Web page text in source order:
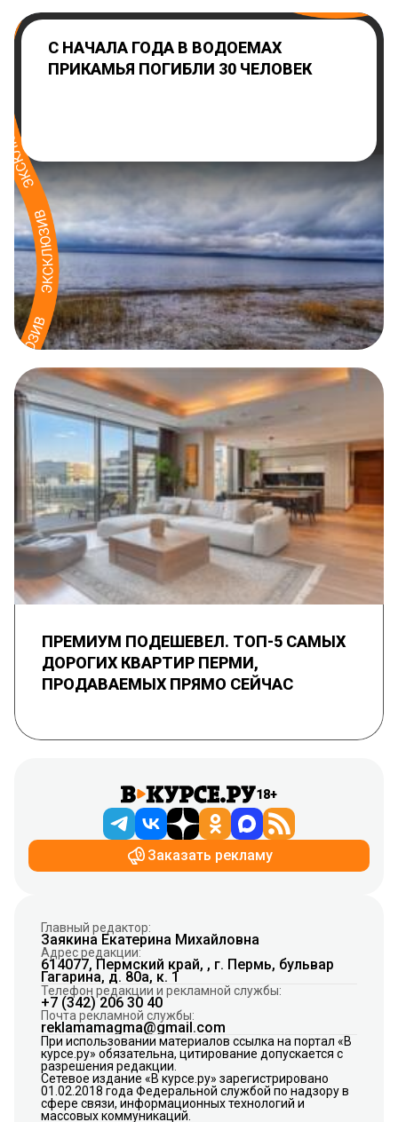
С НАЧАЛА ГОДА В ВОДОЕМАХ
ПРИКАМЬЯ ПОГИБЛИ 30 ЧЕЛОВЕК
ПРЕМИУМ ПОДЕШЕВЕЛ. ТОП-5 САМЫХ
ДОРОГИХ КВАРТИР ПЕРМИ,
ПРОДАВАЕМЫХ ПРЯМО СЕЙЧАС
18+
Заказать рекламу
Главный редактор:
Заякина Екатерина Михайловна
Адрес редакции:
614077, Пермский край, , г. Пермь, бульвар
Гагарина, д. 80а, к. 1
Телефон редакции и рекламной службы:
+7 (342) 206 30 40
Почта рекламной службы:
reklamamagma@gmail.com
При использовании материалов ссылка на портал «В
курсе.ру» обязательна, цитирование допускается с
разрешения редакции.
Сетевое издание «В курсе.ру» зарегистрировано
01.02.2018 года Федеральной службой по надзору в
сфере связи, информационных технологий и
массовых коммуникаций.